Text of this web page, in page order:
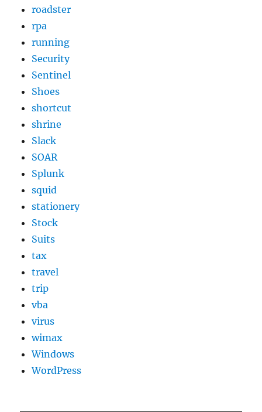
roadster
rpa
running
Security
Sentinel
Shoes
shortcut
shrine
Slack
SOAR
Splunk
squid
stationery
Stock
Suits
tax
travel
trip
vba
virus
wimax
Windows
WordPress